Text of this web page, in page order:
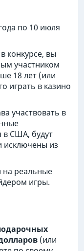
по 10 июля
конкурсе, вы
участником
18 лет (или
играть в казино
участвовать в
в США, будут
исключены из
реальные
игры.
(или